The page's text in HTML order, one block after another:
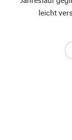
leicht